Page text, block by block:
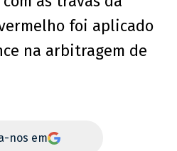
foi aplicado
na arbitragem de
nos em